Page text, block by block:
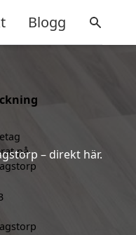
Blogg
– direkt här.
på